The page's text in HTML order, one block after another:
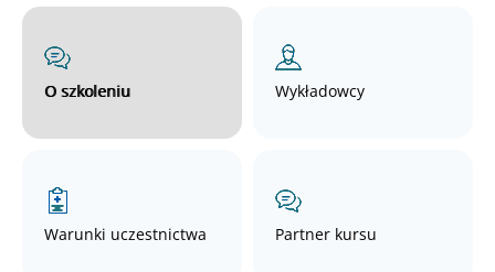
O szkoleniu Wykładowcy
Warunki uczestnictwa Partner kursu